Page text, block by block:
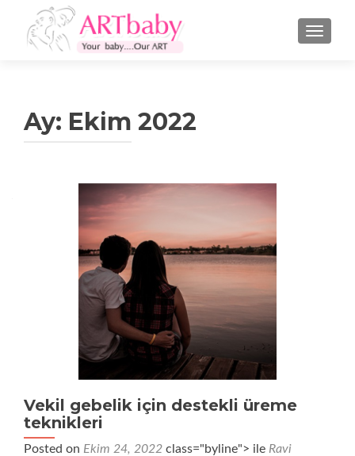
Ay: Ekim 2022
Vekil gebelik için destekli üreme
teknikleri
Posted on Ekim 24, 2022 class="byline"> ile Ravi